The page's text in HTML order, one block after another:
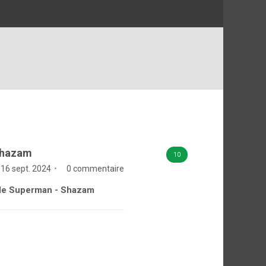
10
sept. 2024 0 commentaire
Superman - Shazam